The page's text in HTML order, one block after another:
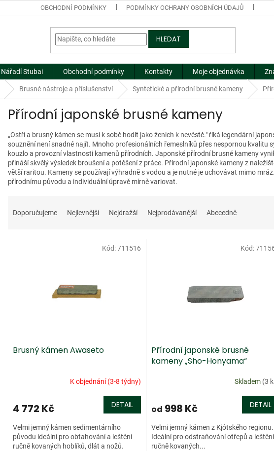
OBCHODNÍ PODMÍNKY PODMÍNKY OCHRANY OSOBNÍCH ÚDAJŮ
HLEDAT
Nářadí Stubai Obchodní podmínky Kontakty Moje objednávka
Brusné nástroje a příslušenství Syntetické a přírodní brusné kameny
Přírodní japonské brusné kameny
„Ostří a brusný kámen se musí k sobě hodit jako ženich k nevěstě." říká legendární
souznění není snadné najít. Mnoho profesionálních řemeslníků přes nespornou kvalitu
kouzlo a provozní vlastnosti kamenů přírodních. Japonské přírodní brusné kameny
přináší skvělý výsledek broušení a potěšení z práce. Přírodní japonské kameny z
větší raritou. Kameny se používají výhradně s vodou a je nutné je uchovávat mimo
přírodnímu původu a individuální úpravě mírně variovat.
aDoporučujeme Nejlevnější Nejdražší Nejprodávanější Abecedně
Brusný kámen Awaseto
K objednání (3-8 týdny)
4 772 Kč DETAIL
Velmi jemný kámen sedimentárního
původu ideální pro obtahování a leštění
ručně kovaných hoblíků, dlát a nožů.
Kód:711516
Přírodní japonské brusné
kameny „Sho-Honyama“
Skladem (3
od 998 Kč DETAIL
Velmi jemný kámen z Kjótského regionu.
Ideální pro odstraňování otřepů a leštění
ručně kovaných...
Kód: